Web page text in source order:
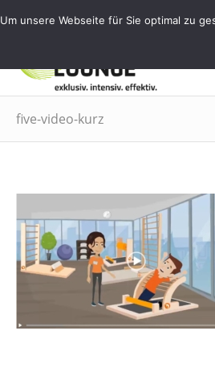
Tel.: 0911 - 2171 4565 |
five-video-kurz
Um unsere Webseite für Sie optimal zu